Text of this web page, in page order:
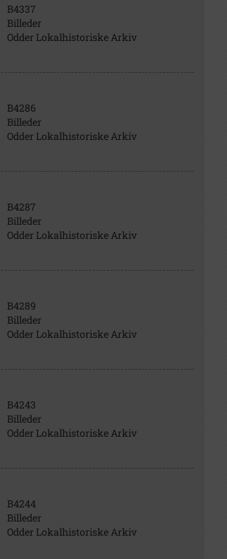
B4337
Billeder
Odder Lokalhistoriske Arkiv
B4286
Billeder
Odder Lokalhistoriske Arkiv
B4287
Billeder
Odder Lokalhistoriske Arkiv
B4289
Billeder
Odder Lokalhistoriske Arkiv
B4243
Billeder
Odder Lokalhistoriske Arkiv
B4244
Billeder
Odder Lokalhistoriske Arkiv